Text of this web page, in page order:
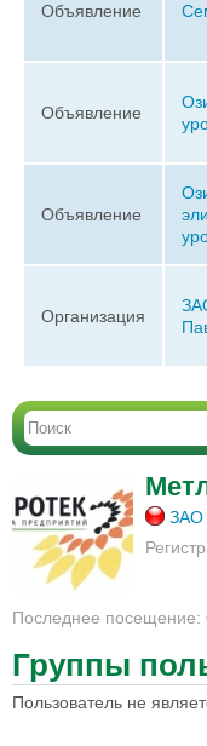
Объявление
Объявление
Объявление
Организация
ЗАО
Последнее посещение:
Группы
Пользователь не